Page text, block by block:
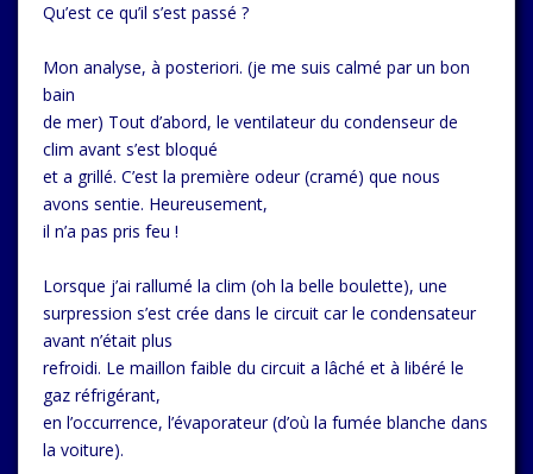
Qu’est ce qu’il s’est passé ?
Mon analyse, à posteriori. (je me suis calmé par un bon
bain
de mer) Tout d’abord, le ventilateur du condenseur de
clim avant s’est bloqué
et a grillé. C’est la première odeur (cramé) que nous
avons sentie. Heureusement,
il n’a pas pris feu !
Lorsque j’ai rallumé la clim (oh la belle boulette), une
surpression s’est crée dans le circuit car le condensateur
avant n’était plus
refroidi. Le maillon faible du circuit a lâché et à libéré le
gaz réfrigérant,
en l’occurrence, l’évaporateur (d’où la fumée blanche dans
la voiture).